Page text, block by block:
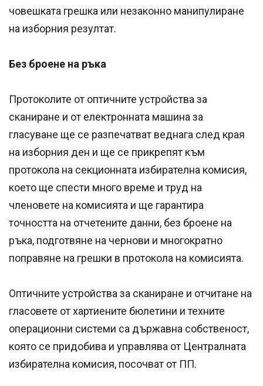
човешката грешка или незаконно манипулиране
на изборния резултат.
Без броене на ръка
Протоколите от оптичните устройства за
сканиране и от електронната машина за
гласуване ще се разпечатват веднага след края
на изборния ден и ще се прикрепят към
протокола на секционната избирателна комисия,
което ще спести много време и труд на
членовете на комисията и ще гарантира
точността на отчетените данни, без броене на
ръка, подготвяне на чернови и многократно
поправяне на грешки в протокола на комисията.
Оптичните устройства за сканиране и отчитане на
гласовете от хартиените бюлетини и техните
операционни системи са държавна собственост,
която се придобива и управлява от Централната
избирателна комисия, посочват от ПП.